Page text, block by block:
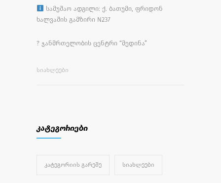
სამუშაო ადგილი: ქ. ბათუმი, ფრიდონ
ხალვაშის გამზირი N237
? ჯანმრთელობის ცენტრი “მედინა”
ᲡᲘᲐᲮᲚᲔᲔᲑᲘ
კატეგორიები
ᲙᲐᲢᲔᲒᲝᲠᲘᲘᲡ ᲒᲐᲠᲔᲨᲔ ᲡᲘᲐᲮᲚᲔᲔᲑᲘ